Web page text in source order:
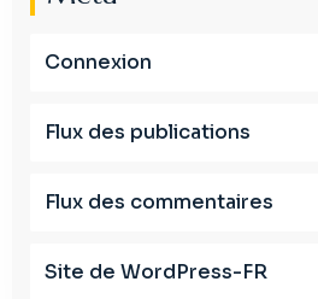
Connexion
Flux des publications
Flux des commentaires
Site de WordPress-FR